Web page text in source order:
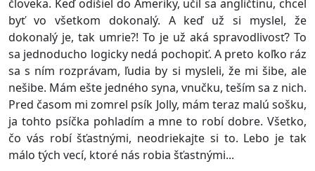
človeka. Keď odišiel do Ameriky, učil sa angličtinu, chcel
byť vo všetkom dokonalý. A keď už si myslel, že
dokonalý je, tak umrie?! To je už aká spravodlivosť? To
sa jednoducho logicky nedá pochopiť. A preto koľko ráz
sa s ním rozprávam, ľudia by si mysleli, že mi šibe, ale
nešibe. Mám ešte jedného syna, vnučku, teším sa z nich.
Pred časom mi zomrel psík Jolly, mám teraz malú sošku,
ja tohto psíčka pohladím a mne to robí dobre. Všetko,
čo vás robí šťastnými, neodriekajte si to. Lebo je tak
málo tých vecí, ktoré nás robia šťastnými...